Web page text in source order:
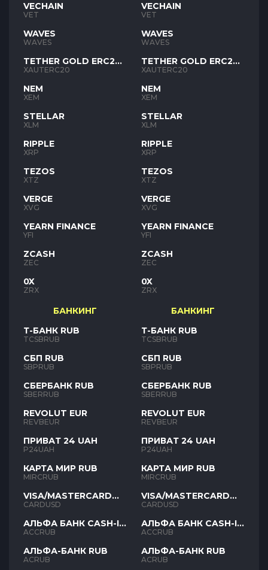
VECHAIN
VET
WAVES
WAVES
TETHER GOLD ERC20
XAUT
XAUTERC20
NEM
XEM
STELLAR
XLM
RIPPLE
XRP
TEZOS
XTZ
VERGE
XVG
YEARN FINANCE
YFI
ZCASH
ZEC
0X
ZRX
БАНКИНГ
Т-БАНК RUB
TCSBRUB
СБП RUB
SBPRUB
СБЕРБАНК RUB
SBERRUB
REVOLUT EUR
REVBEUR
ПРИВАТ 24 UAH
P24UAH
КАРТА МИР RUB
MIRCRUB
VISA/MASTERCARD
USD
CARDUSD
АЛЬФА БАНК CASH-IN
RUB
ACCRUB
АЛЬФА-БАНК RUB
ACRUB
VECHAIN
VET
WAVES
WAVES
TETHER GOLD ERC20
XAUT
XAUTERC20
NEM
XEM
STELLAR
XLM
RIPPLE
XRP
TEZOS
XTZ
VERGE
XVG
YEARN FINANCE
YFI
ZCASH
ZEC
0X
ZRX
БАНКИНГ
Т-БАНК RUB
TCSBRUB
СБП RUB
SBPRUB
СБЕРБАНК RUB
SBERRUB
REVOLUT EUR
REVBEUR
ПРИВАТ 24 UAH
P24UAH
КАРТА МИР RUB
MIRCRUB
VISA/MASTERCARD
USD
CARDUSD
АЛЬФА БАНК CASH-IN
RUB
ACCRUB
АЛЬФА-БАНК RUB
ACRUB